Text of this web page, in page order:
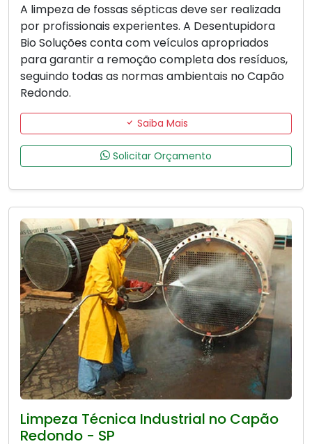
A limpeza de fossas sépticas deve ser realizada
por profissionais experientes. A Desentupidora
Bio Soluções conta com veículos apropriados
para garantir a remoção completa dos resíduos,
seguindo todas as normas ambientais no Capão
Redondo.
Saiba Mais
Solicitar Orçamento
Limpeza Técnica Industrial no Capão
Redondo - SP